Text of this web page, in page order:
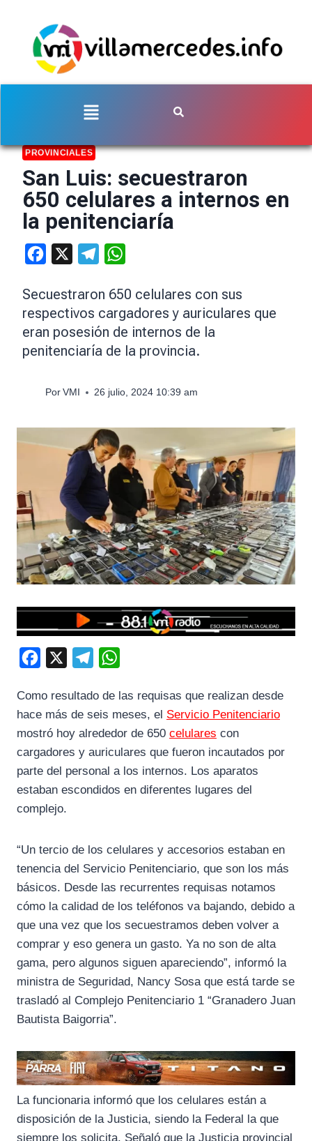
PROVINCIALES
San Luis: secuestraron
650 celulares a internos en
la penitenciaría
Facebook Telegram
Secuestraron 650 celulares con sus
respectivos cargadores y auriculares que
eran posesión de internos de la
penitenciaría de la provincia.
Por VMI 26 julio, 2024 10:39 am
c
e
b
o
k
l
e
g
a
a
t
s
Como resultado de las requisas que realizan desde
hace más de seis meses, el Servicio Penitenciario
mostró hoy alrededor de 650 celulares con
cargadores y auriculares que fueron incautados por
parte del personal a los internos. Los aparatos
estaban escondidos en diferentes lugares del
complejo.
“Un tercio de los celulares y accesorios estaban en
tenencia del Servicio Penitenciario, que son los más
básicos. Desde las recurrentes requisas notamos
cómo la calidad de los teléfonos va bajando, debido a
que una vez que los secuestramos deben volver a
comprar y eso genera un gasto. Ya no son de alta
gama, pero algunos siguen apareciendo”, informó la
ministra de Seguridad, Nancy Sosa que está tarde se
trasladó al Complejo Penitenciario 1 “Granadero Juan
Bautista Baigorria”.
La funcionaria informó que los celulares están a
disposición de la Justicia, siendo la Federal la que
siempre los solicita. Señaló que la Justicia provincial